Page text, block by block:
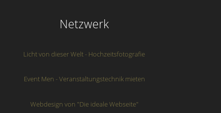
Netzwerk
Licht von dieser Welt - Hochzeitsfotografie
Event Men - Veranstaltungstechnik mieten
Webdesign von "Die ideale Webseite"